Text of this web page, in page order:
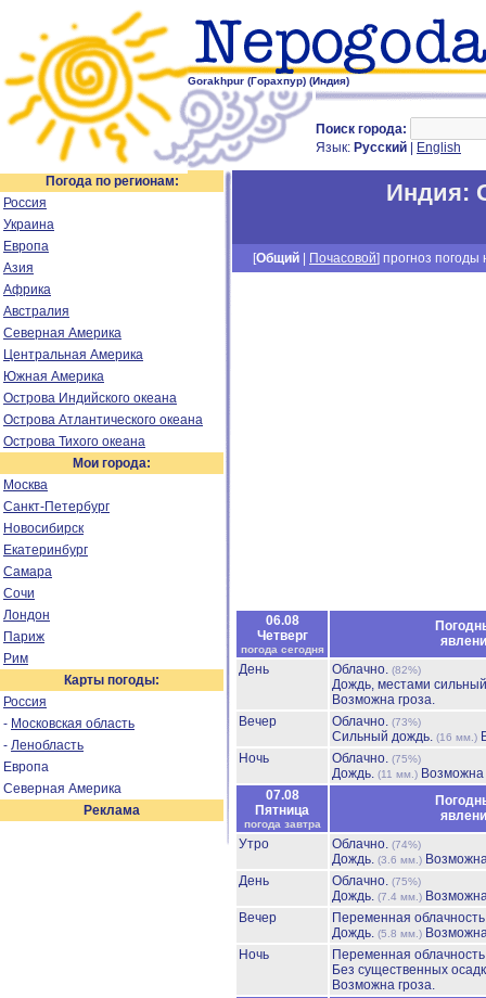
Gorakhpur (Горахпур) (Индия)
Поиск города:
Язык: Русский English
Погода по регионам:
Россия
Украина
Европа
Азия
Африка
Австралия
Северная Америка
Центральная Америка
Южная Америка
Острова Индийского океана
Острова Атлантического океана
Острова Тихого океана
Мои города:
Москва
Санкт-Петербург
Новосибирск
Екатеринбург
Самара
Сочи
Лондон
Париж
Рим
Карты погоды:
Россия
- Московская область
- Ленобласть
Европа
Северная Америка
Реклама
Индия:
[Общий Почасовой] прогноз погоды
06.08
Четверг
погода сегодня
День
Облачно. (82%)
Дождь, местами
Возможна гроза.
Вечер
Облачно. (73%)
Сильный дождь. (16 мм.)
Ночь
Облачно. (75%)
Дождь. (11 мм.) Возможна
07.08
Пятница
погода завтра
Утро
Облачно. (74%)
Дождь. (3.6 мм.)
День
Облачно. (75%)
Дождь. (7.4 мм.)
Вечер
Переменная
Дождь. (5.8 мм.)
Ночь
Переменная
Без существенных
Возможна гроза.